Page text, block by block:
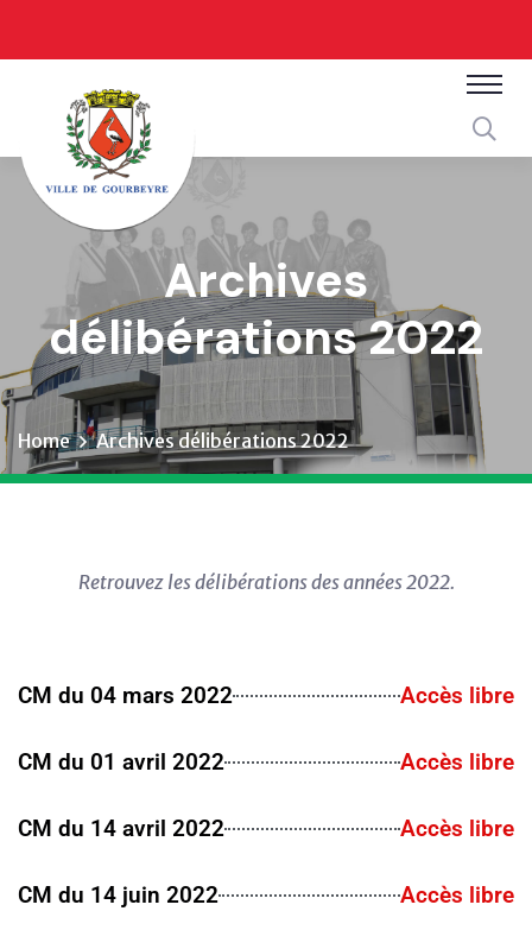
Archives
délibérations 2022
Home Archives délibérations 2022
Retrouvez les délibérations des années 2022.
CM du 04 mars 2022 Accès libre
CM du 01 avril 2022 Accès libre
CM du 14 avril 2022 Accès libre
CM du 14 juin 2022 Accès libre